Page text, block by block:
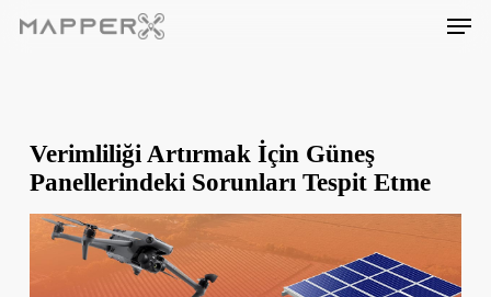
Menu
Verimliliği Artırmak İçin Güneş
Panellerindeki Sorunları Tespit Etme